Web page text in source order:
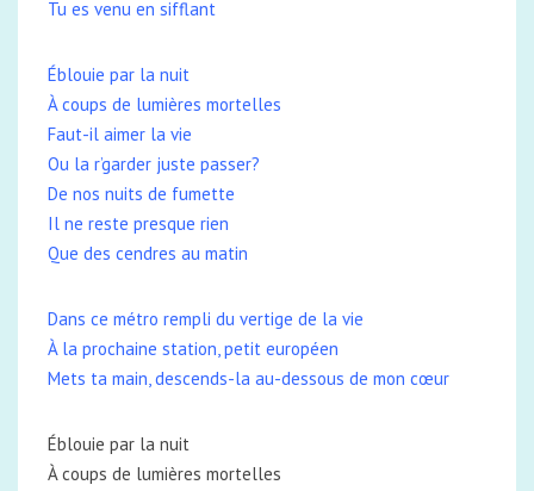
Tu es venu en sifflant
Éblouie par la nuit
À coups de lumières mortelles
Faut-il aimer la vie
Ou la r’garder juste passer?
De nos nuits de fumette
Il ne reste presque rien
Que des cendres au matin
Dans ce métro rempli du vertige de la vie
À la prochaine station, petit européen
Mets ta main, descends-la au-dessous de mon cœur
Éblouie par la nuit
À coups de lumières mortelles